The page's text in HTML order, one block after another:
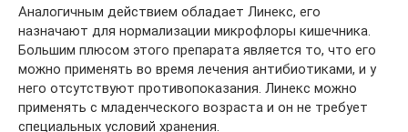
Аналогичным действием обладает Линекс, его
назначают для нормализации микрофлоры кишечника.
Большим плюсом этого препарата является то, что его
можно применять во время лечения антибиотиками, и у
него отсутствуют противопоказания. Линекс можно
применять с младенческого возраста и он не требует
специальных условий хранения.